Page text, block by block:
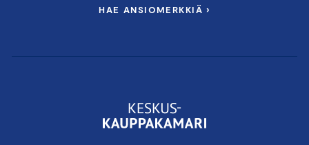
HAE ANSIOMERKKIÄ ›